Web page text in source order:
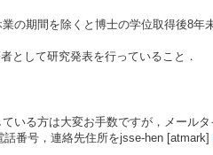
の期間を除くと博士の学位取得後8年
として研究発表を行っていること．
いる方は大変お手数ですが，メール
話番号，連絡先住所をjsse-hen [atmark]